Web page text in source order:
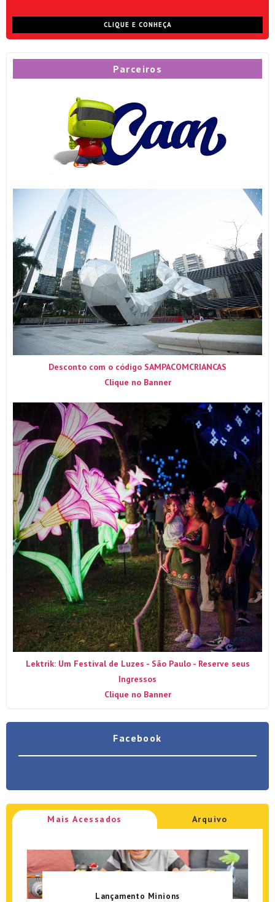
CLIQUE E CONHEÇA
Parceiros
Desconto com o código SAMPACOMCRIANCAS
Clique no Banner
Lektrik: Um Festival de Luzes - São Paulo - Reserve seus
Ingressos
Clique no Banner
Facebook
Mais Acessados Arquivo
Lançamento Minions